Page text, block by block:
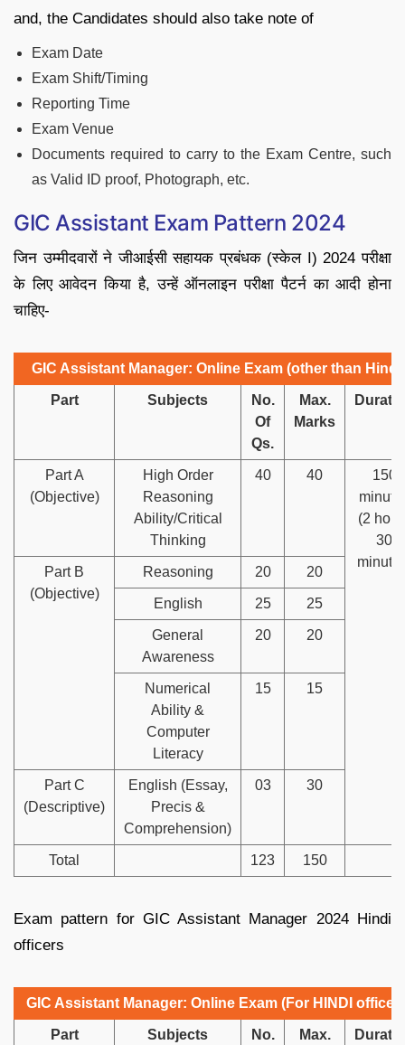
and, the Candidates should also take note of
Exam Date
Exam Shift/Timing
Reporting Time
Exam Venue
Documents required to carry to the Exam Centre, such
as Valid ID proof, Photograph, etc.
GIC Assistant Exam Pattern 2024
जिन उम्मीदवारों ने जीआईसी सहायक प्रबंधक (स्केल I) 2024 परीक्षा
के लिए आवेदन किया है, उन्हें ऑनलाइन परीक्षा पैटर्न का आदी होना
चाहिए-
GIC Assistant Manager: Online Exam (other than Hindi)
Part Subjects
No.
Of
Qs.
Max.
Marks
Part A
(Objective)
High Order
Reasoning
Ability/Critical
Thinking
40 40
150
(2
30
Part B
(Objective)
Reasoning 20 20
English 25 25
General
Awareness
20 20
Numerical
Ability &
Computer
Literacy
15 15
Part C
(Descriptive)
English (Essay,
Precis &
Comprehension)
03 30
Total 123 150
Exam pattern for GIC Assistant Manager 2024 Hindi
officers
GIC Assistant Manager: Online Exam (For HINDI
Part Subjects
No.
Max.